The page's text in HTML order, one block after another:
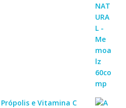
Própolis e Vitamina C